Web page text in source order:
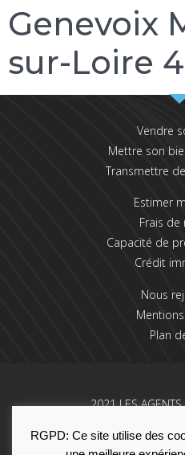
Genevoix
sur-Loire
Vendre
Mettre son
Transmettre
Estimer
Frais de
Capacité de
Crédit
Nous
Plan
2021 LES
Une
RGPD: Ce site utilise des